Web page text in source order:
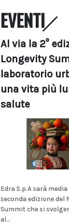
EVENTI
Al via la 2°
Longevity
laboratorio
una vita più
salute
Edra S.p.A sarà
seconda edizione del
Summit che si
al...